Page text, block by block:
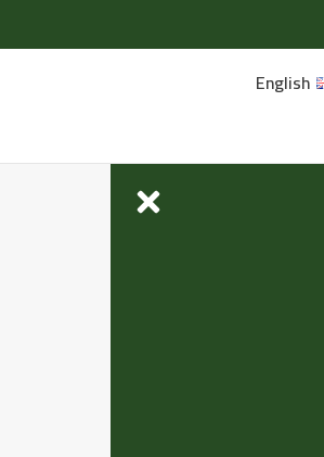
English